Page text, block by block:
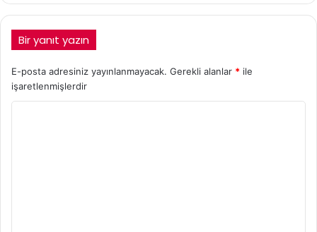
Bir yanıt yazın
E-posta adresiniz yayınlanmayacak. Gerekli alanlar * ile
işaretlenmişlerdir